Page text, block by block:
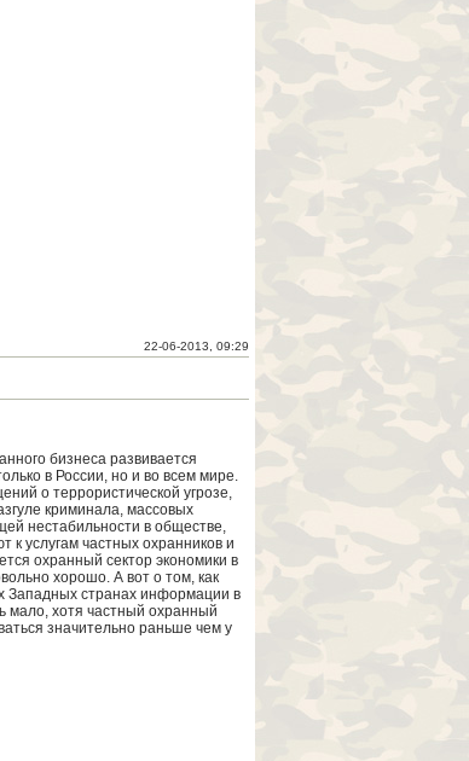
22-06-2013, 09:29
бизнеса развивается
в России, но и во всем мире.
о террористической угрозе,
криминала, массовых
нестабильности в обществе,
к услугам частных охранников и
охранный сектор экономики в
хорошо. А вот о том, как
Западных странах информации в
мало, хотя частный охранный
значительно раньше чем у